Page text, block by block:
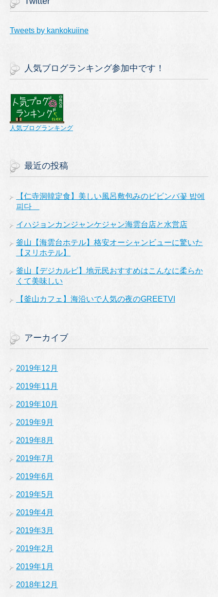
Tweets by kankokuiine
人気ブログランキング参加中です！
人気ブログランキング
最近の投稿
【仁寺洞韓定食】美しい風呂敷包みのビビンバ꽃 밥에
피다
イハジョンカンジャンケジャン海雲台店と水営店
釜山【海雲台ホテル】格安オーシャンビューに驚いた
【ヌリホテル】
釜山【デジカルビ】地元民おすすめはこんなに柔らか
くて美味しい
【釜山カフェ】海沿いで人気の夜のGREETVI
アーカイブ
2019年12月
2019年11月
2019年10月
2019年9月
2019年8月
2019年7月
2019年6月
2019年5月
2019年4月
2019年3月
2019年2月
2019年1月
2018年12月